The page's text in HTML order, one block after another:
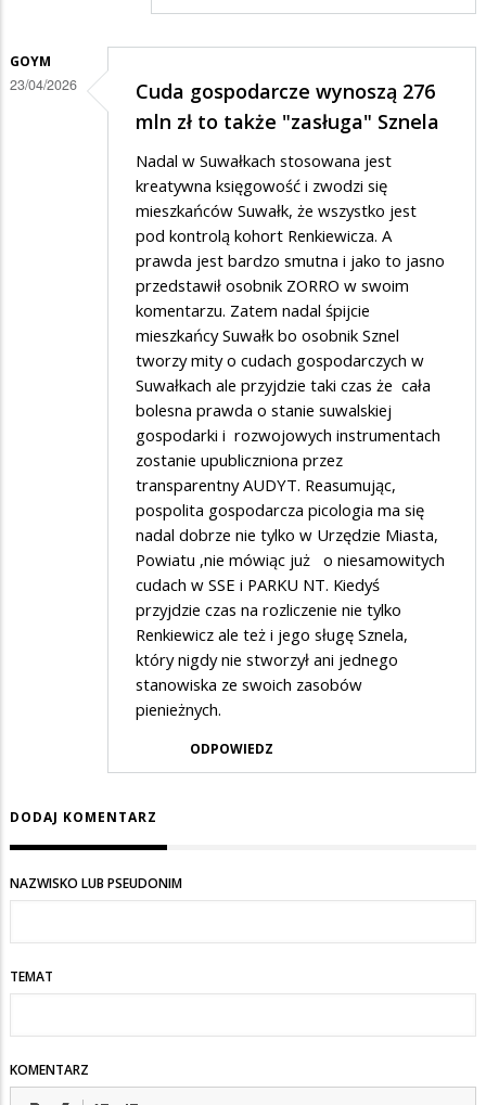
odpowiedzi
Prawdziwych
dziennikarzy
Suwałkach
GOYM
23/04/2026
Cuda gospodarcze wynoszą 276
mln zł to także "zasługa" Sznela
Nadal w Suwałkach stosowana jest
kreatywna księgowość i zwodzi się
mieszkańców Suwałk, że wszystko jest
pod kontrolą kohort Renkiewicza. A
prawda jest bardzo smutna i jako to jasno
przedstawił osobnik ZORRO w swoim
komentarzu. Zatem nadal śpijcie
mieszkańcy Suwałk bo osobnik Sznel
tworzy mity o cudach gospodarczych w
Suwałkach ale przyjdzie taki czas że cała
bolesna prawda o stanie suwalskiej
gospodarki i rozwojowych instrumentach
zostanie upubliczniona przez
transparentny AUDYT. Reasumując,
pospolita gospodarcza picologia ma się
nadal dobrze nie tylko w Urzędzie Miasta,
Powiatu ,nie mówiąc już o niesamowitych
cudach w SSE i PARKU NT. Kiedyś
przyjdzie czas na rozliczenie nie tylko
Renkiewicz ale też i jego sługę Sznela,
który nigdy nie stworzył ani jednego
stanowiska ze swoich zasobów
pienieżnych.
ODPOWIEDZ
DODAJ KOMENTARZ
NAZWISKO LUB PSEUDONIM
TEMAT
KOMENTARZ